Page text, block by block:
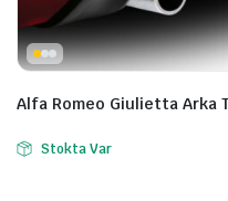
Alfa Romeo Giulietta Arka
Stokta Var